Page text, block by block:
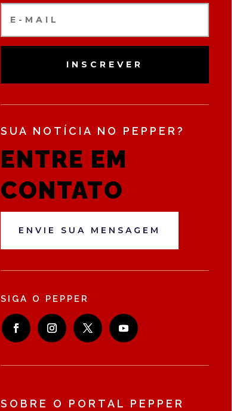
INSCREVER
SUA NOTÍCIA NO PEPPER?
ENTRE EM
CONTATO
ENVIE SUA MENSAGEM
SIGA O PEPPER
SOBRE O PORTAL PEPPER